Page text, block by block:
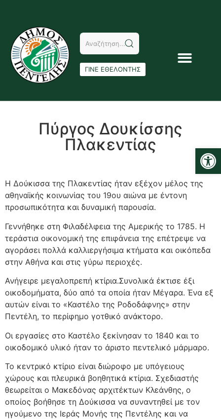
ΓΙΝΕ ΕΘΕΛΟΝΤΗΣ
Πύργος Δουκίσσης
Πλακεντίας
Η Δούκισσα της Πλακεντίας ήταν εξέχον μέλος της
αθηναϊκής κοινωνίας του 19ου αιώνα με έντονη
προσωπικότητα και δυναμική παρουσία.
Γεννήθηκε στη Φιλαδέλφεια της Αμερικής το 1785. Η
τεράστια οικονομική της επιφάνεια της επέτρεψε να
αγοράσει πολλά καλλιεργήσιμα κτήματα και οικόπεδα
στην Αθήνα και στις γύρω περιοχές.
Ανήγειρε μεγαλοπρεπή κτίρια.Συνολικά έκτισε έξι
οικοδομήματα, δύο από τα οποία ήταν Μέγαρα. Ένα εξ
αυτών είναι το «Καστέλο της Ροδοδάφνης» στην
Πεντέλη, το περίφημο γοτθικό ανάκτορο.
Οι εργασίες στο Καστέλο ξεκίνησαν το 1840 και το
οικοδομικό υλικό ήταν το άριστο πεντελικό μάρμαρο.
Το κεντρικό κτίριο είναι διώροφο με υπόγειους
χώρους και πλευρικά βοηθητικά κτίρια. Σχεδιαστής
θεωρείται ο Μακεδόνας αρχιτέκτων Κλεάνθης, ο
οποίος βοήθησε τη Δούκισσα να συναντηθεί με τον
ηγούμενο της Ιεράς Μονής της Πεντέλης και να